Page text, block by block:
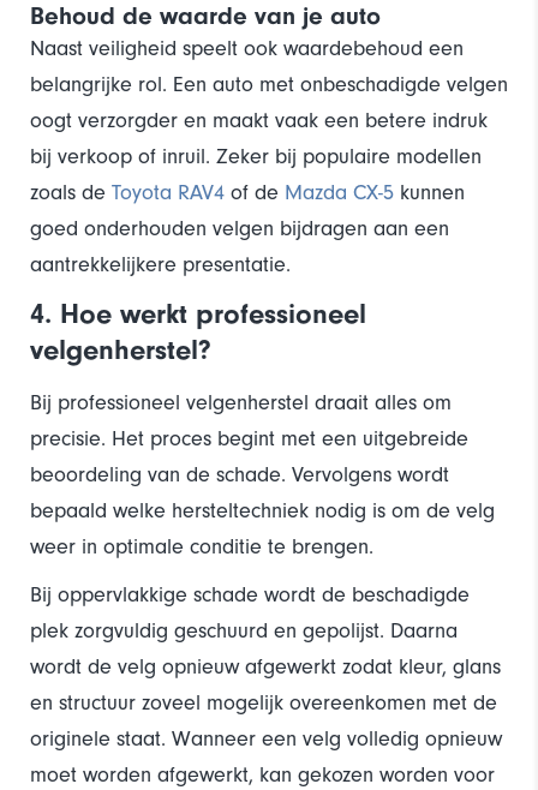
Behoud de waarde van je auto
Naast veiligheid speelt ook waardebehoud een
belangrijke rol. Een auto met onbeschadigde velgen
oogt verzorgder en maakt vaak een betere indruk
bij verkoop of inruil. Zeker bij populaire modellen
zoals de Toyota RAV4 of de Mazda CX-5 kunnen
goed onderhouden velgen bijdragen aan een
aantrekkelijkere presentatie.
4. Hoe werkt professioneel
velgenherstel?
Bij professioneel velgenherstel draait alles om
precisie. Het proces begint met een uitgebreide
beoordeling van de schade. Vervolgens wordt
bepaald welke hersteltechniek nodig is om de velg
weer in optimale conditie te brengen.
Bij oppervlakkige schade wordt de beschadigde
plek zorgvuldig geschuurd en gepolijst. Daarna
wordt de velg opnieuw afgewerkt zodat kleur, glans
en structuur zoveel mogelijk overeenkomen met de
originele staat. Wanneer een velg volledig opnieuw
moet worden afgewerkt, kan gekozen worden voor